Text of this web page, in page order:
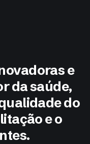
e
da saúde,
do
e o